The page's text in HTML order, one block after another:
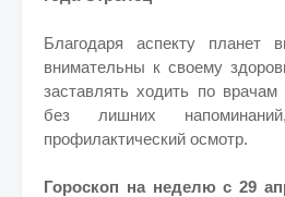
Благодаря аспекту планет
внимательны к своему
заставлять ходить по
без лишних
профилактический осмотр.
Гороскоп на неделю с 29